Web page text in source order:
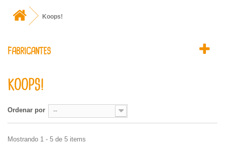
Koops!
FABRICANTES
KOOPS!
Ordenar por --
Mostrando 1 - 5 de 5 items